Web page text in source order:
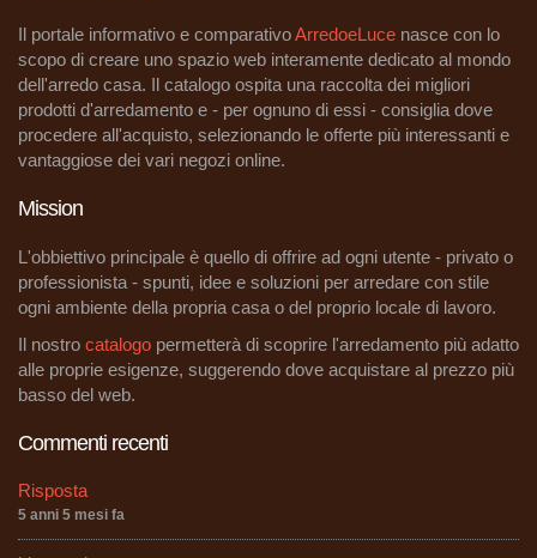
Il portale informativo e comparativoArredoeLuce nasce con lo
scopo di creare uno spazio web interamente dedicato al mondo
dell'arredo casa. Il catalogo ospita una raccolta dei migliori
prodotti d'arredamento e - per ognuno di essi - consiglia dove
procedere all'acquisto, selezionando le offerte più interessanti e
vantaggiose dei vari negozi online.
Mission
L'obbiettivo principale è quello di offrire ad ogni utente - privato o
professionista - spunti, idee e soluzioni per arredare con stile
ogni ambiente della propria casa o del proprio locale di lavoro.
Il nostro catalogo permetterà di scoprire l'arredamento più adatto
alle proprie esigenze, suggerendo dove acquistare al prezzo più
basso del web.
Commenti recenti
Risposta
5 anni 5 mesi fa